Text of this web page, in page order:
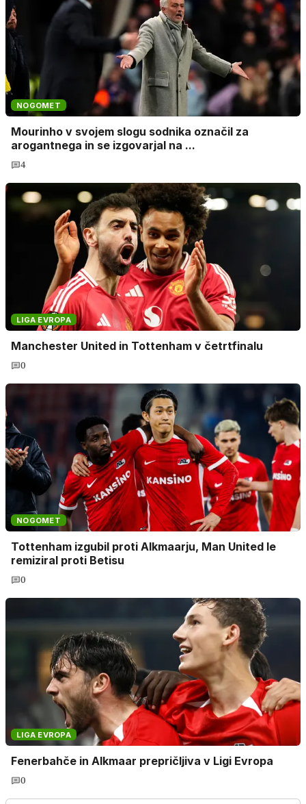
NOGOMET
Mourinho v svojem slogu sodnika označil za
arogantnega in se izgovarjal na ...
4
LIGA EVROPA
Manchester United in Tottenham v četrtfinalu
0
NOGOMET
Tottenham izgubil proti Alkmaarju, Man United le
remiziral proti Betisu
0
LIGA EVROPA
Fenerbahče in Alkmaar prepričljiva v Ligi Evropa
0